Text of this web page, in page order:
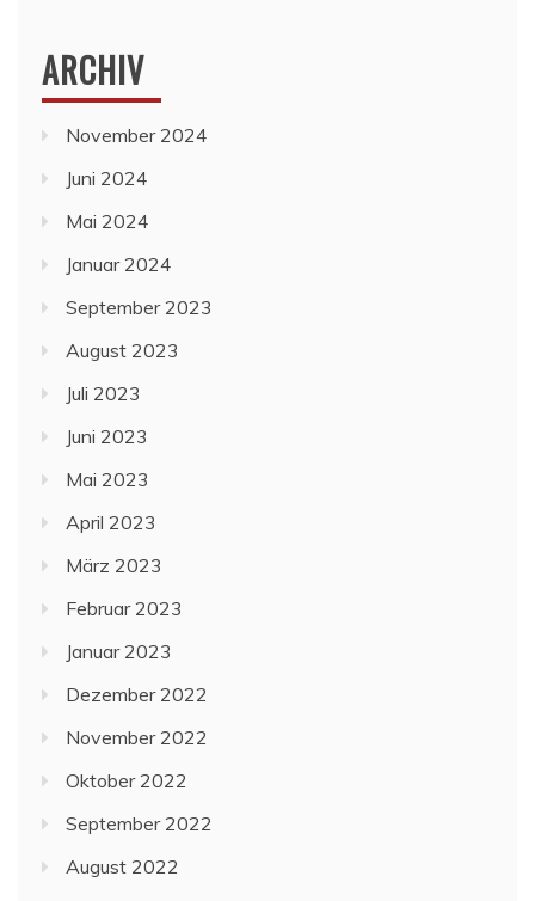
ARCHIV
November 2024
Juni 2024
Mai 2024
Januar 2024
September 2023
August 2023
Juli 2023
Juni 2023
Mai 2023
April 2023
März 2023
Februar 2023
Januar 2023
Dezember 2022
November 2022
Oktober 2022
September 2022
August 2022